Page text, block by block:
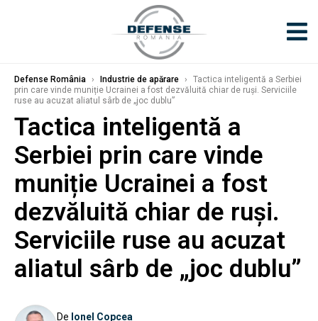
Defense România › Industrie de apărare ›
Tactica inteligentă a Serbiei
prin care vinde muniție Ucrainei a fost dezvăluită chiar de ruși. Serviciile
ruse au acuzat aliatul sârb de „joc dublu”
Tactica inteligentă a
Serbiei prin care vinde
muniție Ucrainei a fost
dezvăluită chiar de ruși.
Serviciile ruse au acuzat
aliatul sârb de „joc dublu”
De Ionel Copcea